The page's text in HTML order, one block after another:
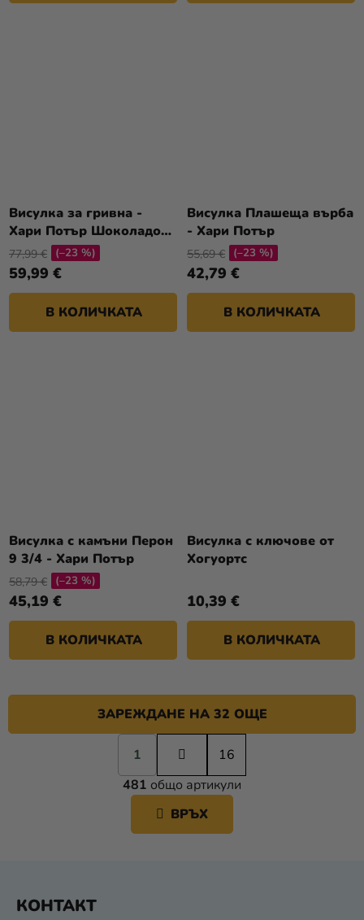
Висулка за гривна -
Хари Потър Шоколадова
жаба с кристали
59,99 €
77,99 € (–23 %)
В КОЛИЧКАТА
Висулка Плашеща върба
- Хари Потър
42,79 €
55,69 € (–23 %)
В КОЛИЧКАТА
Висулка с камъни Перон
9 3/4 - Хари Потър
45,19 €
58,79 € (–23 %)
В КОЛИЧКАТА
Висулка с ключове от
Хогуортс
10,39 €
В КОЛИЧКАТА
К
О
Н
Т
ЗАРЕЖДАНЕ НА 32 ОЩЕ
П
а
г
и
а
ц
1
16
481 общо артикули
ВРЪХ
КОНТАКТ